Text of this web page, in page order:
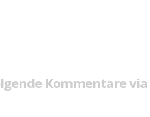
Kommentare via